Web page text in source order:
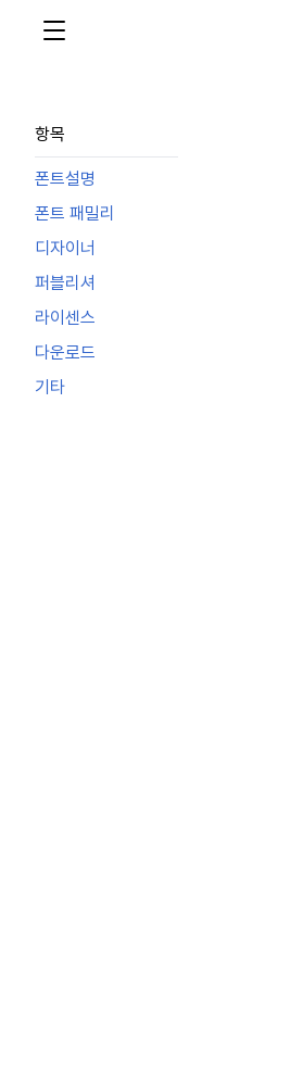
항목
폰트설명
폰트 패밀리
디자이너
퍼블리셔
라이센스
다운로드
기타